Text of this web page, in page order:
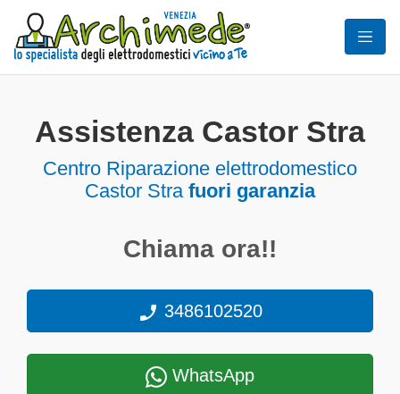
Assistenza Castor Stra
Centro Riparazione elettrodomestico
Castor Stra fuori garanzia
Chiama ora!!
3486102520
WhatsApp